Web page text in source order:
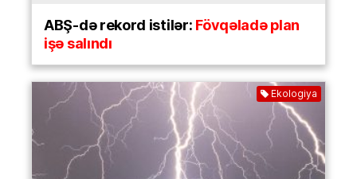
ABŞ-də rekord istilər:Fövqəladə plan
işə salındı
Ekologiya